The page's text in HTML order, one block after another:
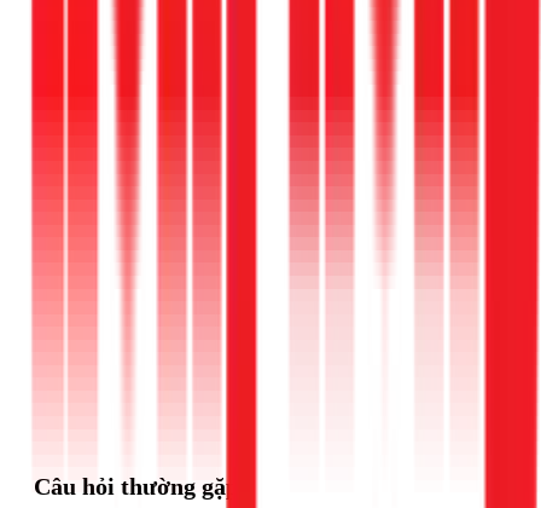
Câu hỏi thường gặp